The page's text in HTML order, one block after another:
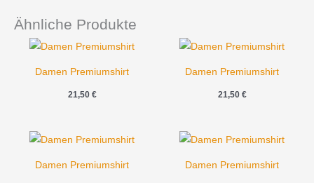
Ähnliche Produkte
Damen Premiumshirt
21,50 €
Damen Premiumshirt
21,50 €
Damen Premiumshirt Damen Premiumshirt